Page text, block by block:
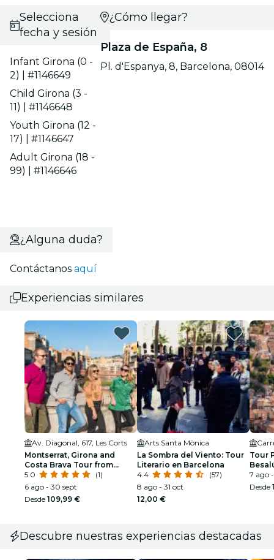
Selecciona
fecha y sesión
Infant Girona (0 -
2) | #1146649
Child Girona (3 -
11) | #1146648
Youth Girona (12 -
17) | #1146647
Adult Girona (18 -
99) | #1146646
¿Cómo llegar?
Plaza de España, 8
Pl. d'Espanya, 8, Barcelona, 08014
¿Alguna duda?
Contáctanos aquí
Experiencias similares
Av. Diagonal, 617, Les Corts
Montserrat, Girona and
Costa Brava Tour from
Barcelona
5.0
(1)
6 ago - 30 sept
Desde 109,99 €
Arts Santa Mònica
La Sombra del Viento: Tour
Literario en Barcelona
4.4
(57)
8 ago - 31 oct
12,00 €
Tour
Roca,
7 ago
Desde
Descubre nuestras experiencias destacadas